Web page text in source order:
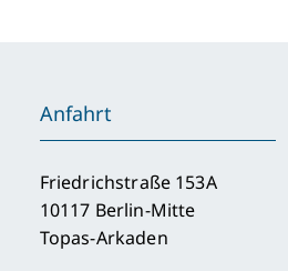
Anfahrt
Friedrichstraße 153A
10117 Berlin-Mitte
Topas-Arkaden